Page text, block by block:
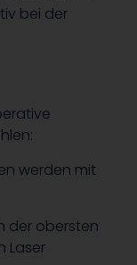
bei der
werden mit
der obersten
Laser